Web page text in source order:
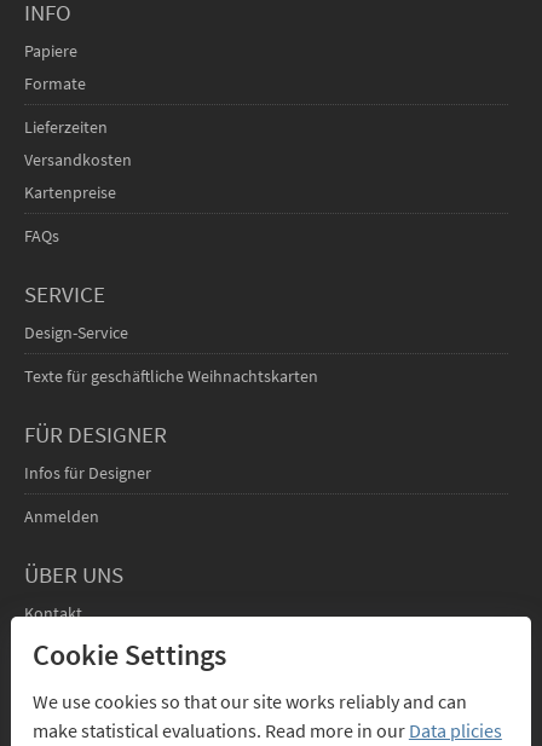
INFO
Papiere
Formate
Lieferzeiten
Versandkosten
Kartenpreise
FAQs
SERVICE
Design-Service
Texte für geschäftliche Weihnachtskarten
FÜR DESIGNER
Infos für Designer
Anmelden
ÜBER UNS
Kontakt
Cookie Settings
We use cookies so that our site works reliably and can
make statistical evaluations. Read more in our Data plicies